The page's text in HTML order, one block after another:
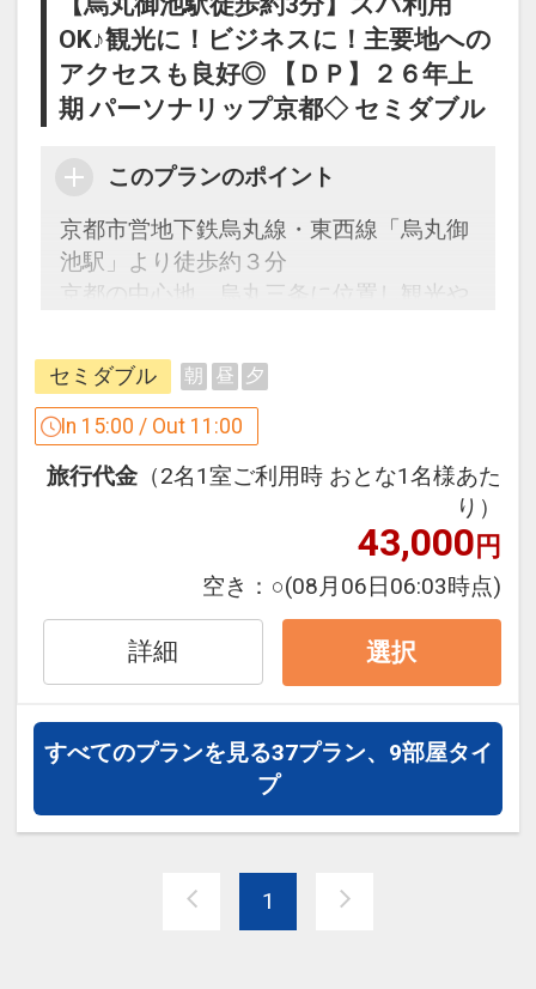
インターネットコース番号：DP-1-
17537146
OK♪観光に！ビジネスに！主要地への
アクセスも良好◎ 【ＤＰ】２６年上
期 パーソナリップ京都◇ セミダブル
このプランのポイント
京都市営地下鉄烏丸線・東西線「烏丸御
池駅」より徒歩約３分
京都の中心地、烏丸三条に位置し観光や
うれしいポイント
●天然温泉付スパ「トリニテ」利用OK！
※毎月の休業日はホテルホームページ等
※旅行代金に含まれます。
「食事なしプラン」と「朝食付プラン」
をご用意しています。
ン」を掲載しています。
※ご覧のページがどちらかを
件】の項目でご確認のうえ、予約にお進
セミダブル 朝 昼 夕
In 15:00 / Out 11:00
旅行代金 （2名1室ご利用時 おとな1名様あた
り）
43,000円
空き： ○(08月06日06:03時点)
詳細 選択
すべてのプランを見る37プラン、9部屋タイ
プ
1